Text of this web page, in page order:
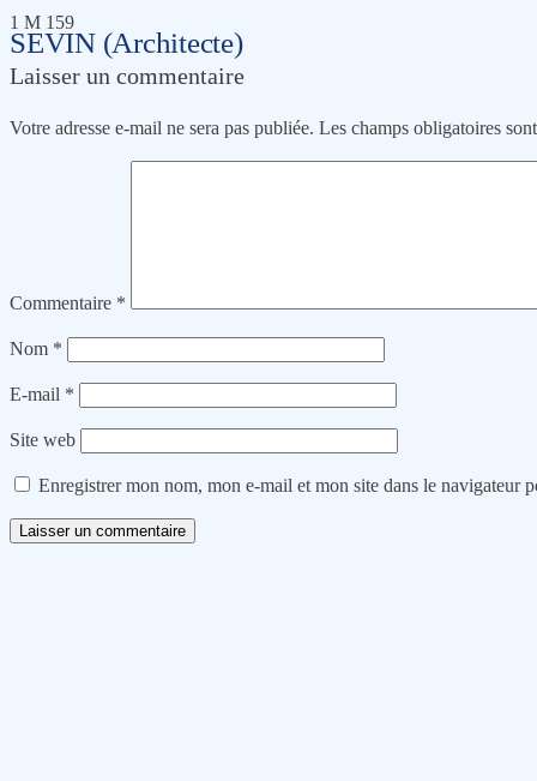
SEVIN (Architecte)
1 M 159
Laisser un commentaire
Votre adresse e-mail ne sera pas publiée. Les champs obligatoires
Commentaire *
Nom *
E-mail *
Site web
Enregistrer mon nom, mon e-mail et mon site dans le navigateur